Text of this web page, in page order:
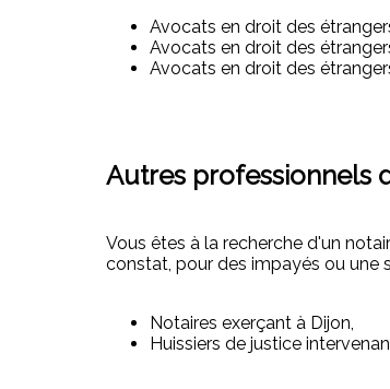
Avocats en droit des
Avocats en droit des
Avocats en droit des
Autres professionnels
Vous êtes à la recherche d'un
constat, pour des impayés ou une
Notaires exerçant à Dijon,
Huissiers de justice